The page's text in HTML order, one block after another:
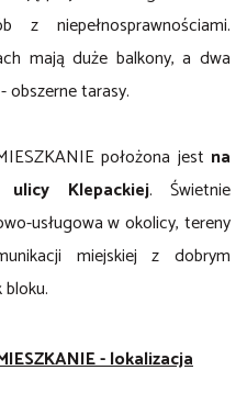
niepełnosprawnościami.
mająduże balkony, a dwa
obszerne tarasy.
położona jest na
Klepackiej. Świetnie
usługowa w okolicy, tereny
miejskiej z dobrym
- lokalizacja